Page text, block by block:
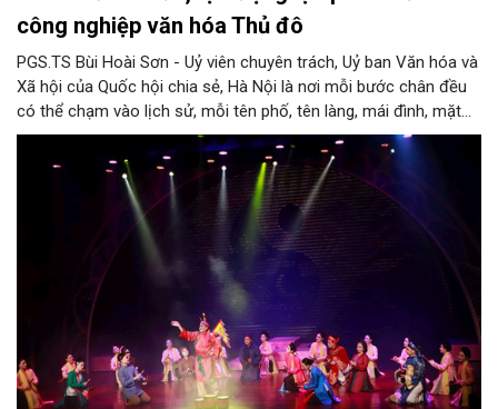
công nghiệp văn hóa Thủ đô
PGS.TS Bùi Hoài Sơn - Uỷ viên chuyên trách, Uỷ ban Văn hóa và
Xã hội của Quốc hội chia sẻ, Hà Nội là nơi mỗi bước chân đều
có thể chạm vào lịch sử, mỗi tên phố, tên làng, mái đình, mặt
hồ, nếp nhà, câu hát, món ăn, làn điệu, nghề thủ công đều có
thể kể một câu chuyện về chiều sâu văn hiến của dân tộc.
Nhưng trong kỷ nguyên mới, câu hỏi đặt ra không chỉ Hà Nội có
bao nhiêu di sản, bao nhiêu văn nghệ sĩ, trí thức, không gian ký
ức, mà là làm thế nào để những giá trị ấy trở thành nguồn lực
phát triển, thành sức mạnh mềm, thành động lực sáng tạo,
thành năng lực cạnh tranh của Thủ đô.